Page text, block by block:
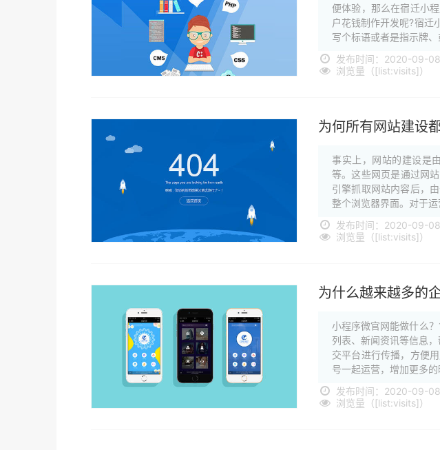
便体验，那么在宿迁小
户花钱制作开发呢?宿迁
写个标语或者是指示牌、
发布时间：2020-09-08
浏览量（[list:visits]）
为何所有网站建设
事实上，网站的建设是
等。这些网页是通过网
引擎抓取网站内容后，
整个浏览器界面。对于运
发布时间：2020-09-08
浏览量（[list:visits]）
为什么越来越多的
小程序微官网能做什么
列表、新闻资讯等信息
交平台进行传播，方便
号一起运营，增加更多的
发布时间：2020-09-08
浏览量（[list:visits]）